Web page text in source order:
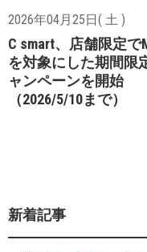
2026年04月25日( 土 )
C smart、店舗限定で
を対象にした期間限
ャンペーンを開始
（2026/5/10まで）
新着記事